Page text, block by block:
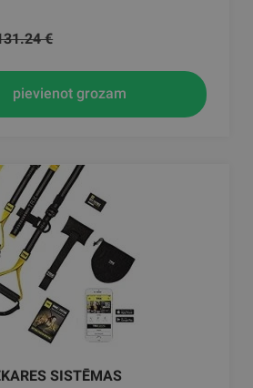
€
pievienot grozam
SISTĒMAS